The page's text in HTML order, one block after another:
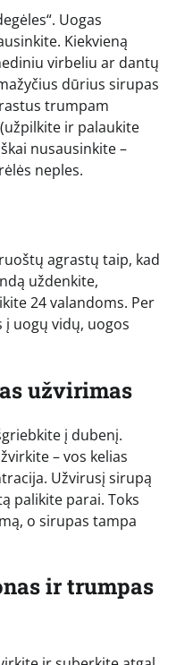
Uogas
Kiekvieną
virbeliu ar dantų
dūrius sirupas
trumpam
ir palaukite
nusausinkite –
neples.
agrastų taip, kad
uždenkite,
24 valandoms. Per
į uogų vidų, uogos
užvirimas
į dubenį.
– vos kelias
Užvirusį sirupą
palikite parai. Toks
o sirupas tampa
ir trumpas